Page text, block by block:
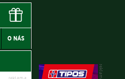
O NÁS